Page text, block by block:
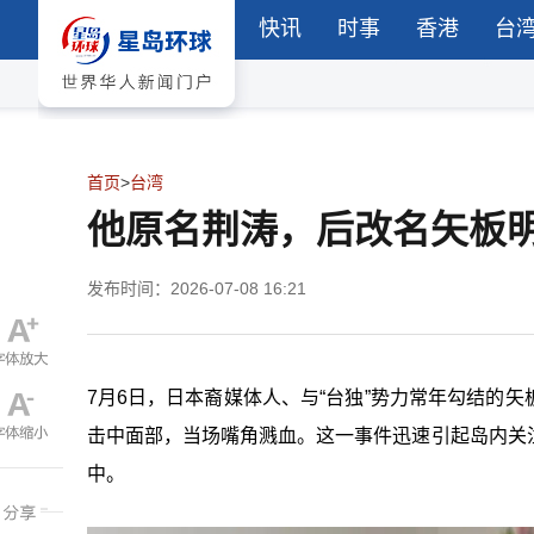
快讯 时事 香港 台
首页>台湾
他原名荆涛，后改名矢板
发布时间：2026-07-08 16:21
7月6日，日本裔媒体人、与“台独”势力常年勾结的
击中面部，当场嘴角溅血。这一事件迅速引起岛内
中。